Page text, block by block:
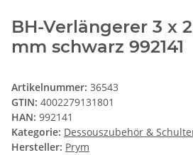
BH-Verlängerer 3 x
mm schwarz 992141
Artikelnummer: 36543
GTIN: 4002279131801
HAN: 992141
Kategorie: Dessouszubehör &
Hersteller: Prym